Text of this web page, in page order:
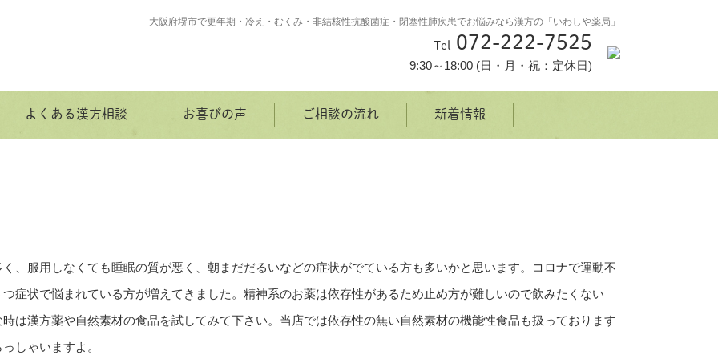
大阪府堺市で更年期・冷え・むくみ・非結核性抗酸菌症・閉塞性肺疾患でお悩みなら漢方の「いわしや薬局」
Tel 072-222-7525
9:30～18:00 (日・月・祝：定休日)
よくある漢方相談 お喜びの声 ご相談の流れ 新着情報
、服用しなくても睡眠の質が悪く、朝まだだるいなどの症状がでている方も多いかと思います。コロナで運動不
症状で悩まれている方が増えてきました。精神系のお薬は依存性があるため止め方が難しいので飲みたくない
は漢方薬や自然素材の食品を試してみて下さい。当店では依存性の無い自然素材の機能性食品も扱っております
しゃいますよ。